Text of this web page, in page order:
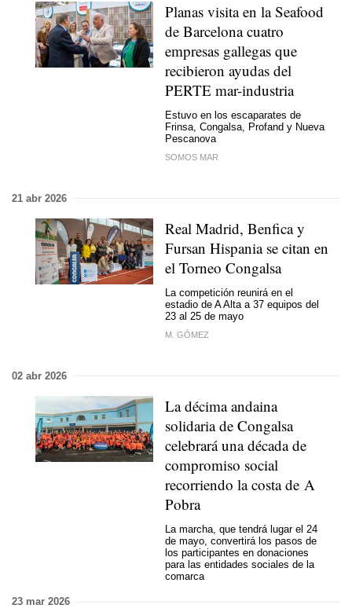
Planas visita en la Seafood
de Barcelona cuatro
empresas gallegas que
recibieron ayudas del
PERTE mar-industria
Estuvo en los escaparates de
Frinsa, Congalsa, Profand y Nueva
Pescanova
SOMOS MAR
21 abr 2026
Real Madrid, Benfica y
Fursan Hispania se citan en
el Torneo Congalsa
La competición reunirá en el
estadio de A Alta a 37 equipos del
23 al 25 de mayo
M. GÓMEZ
02 abr 2026
La décima andaina
solidaria de Congalsa
celebrará una década de
compromiso social
recorriendo la costa de A
Pobra
La marcha, que tendrá lugar el 24
de mayo, convertirá los pasos de
los participantes en donaciones
para las entidades sociales de la
comarca
23 mar 2026